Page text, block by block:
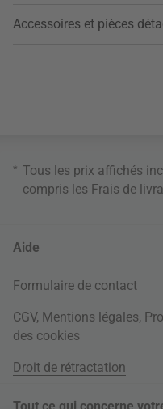
Accessoires et pièces
* Tous les prix affichés
compris les Frais de
Aide
Formulaire de contact
CGV, Mentions légales,
des cookies
Droit de rétractation